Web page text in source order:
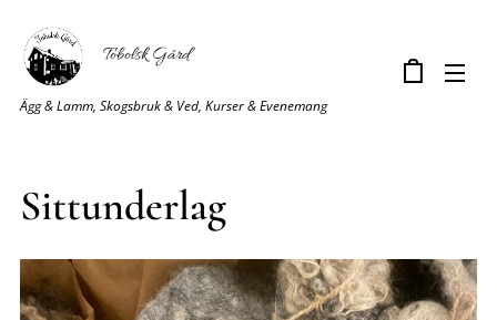
Tobolsk Gård
Ägg & Lamm, Skogsbruk & Ved, Kurser & Evenemang
Sittunderlag